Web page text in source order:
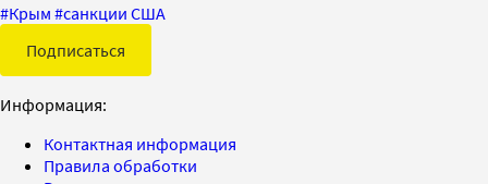
#Крым #санкции США
Подписаться
Информация:
Контактная информация
Правила обработки